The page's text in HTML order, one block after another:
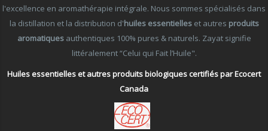
l'excellence en aromathérapie intégrale. Nous sommes spécialisés dans
la distillation et la distribution d'huiles essentielleset autres produits
aromatiquesauthentiques 100% pures & naturels. Zayat signifie
littéralement “Celui qui Fait l’Huile".
Huiles essentielles et autres produits biologiques certifiés par Ecocert
Canada